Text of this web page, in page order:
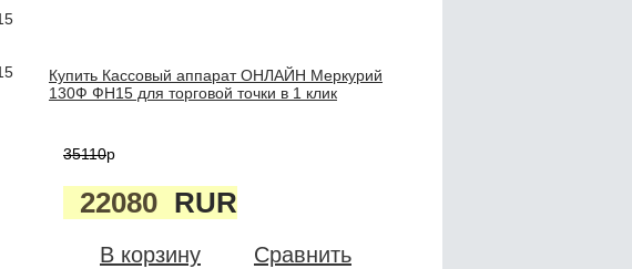
Купить Кассовый аппарат ОНЛАЙН Меркурий
130Ф ФН15 для торговой точки в 1 клик
35110p
22080 RUR
В корзину Сравнить